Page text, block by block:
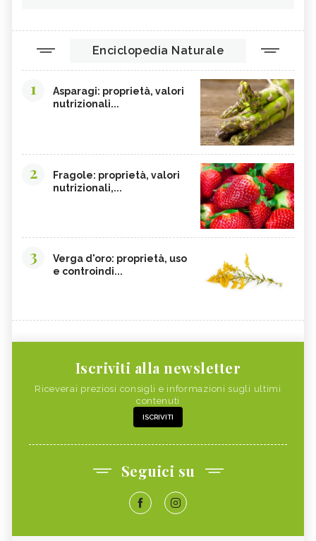
Enciclopedia Naturale
1
Asparagi: proprietà, valori
nutrizionali...
2
Fragole: proprietà, valori
nutrizionali,...
3
Verga d'oro: proprietà, uso
e controindi...
Iscriviti alla newsletter
Riceverai preziosi consigli e informazioni sugli ultimi
contenuti
ISCRIVITI
Seguici su